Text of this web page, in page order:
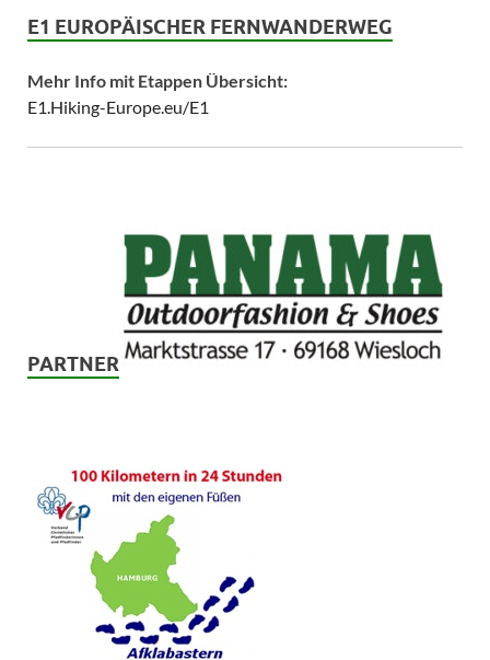
E1 EUROPÄISCHER FERNWANDERWEG
Mehr Info mit Etappen Übersicht:
E1.Hiking-Europe.eu/E1
PARTNER